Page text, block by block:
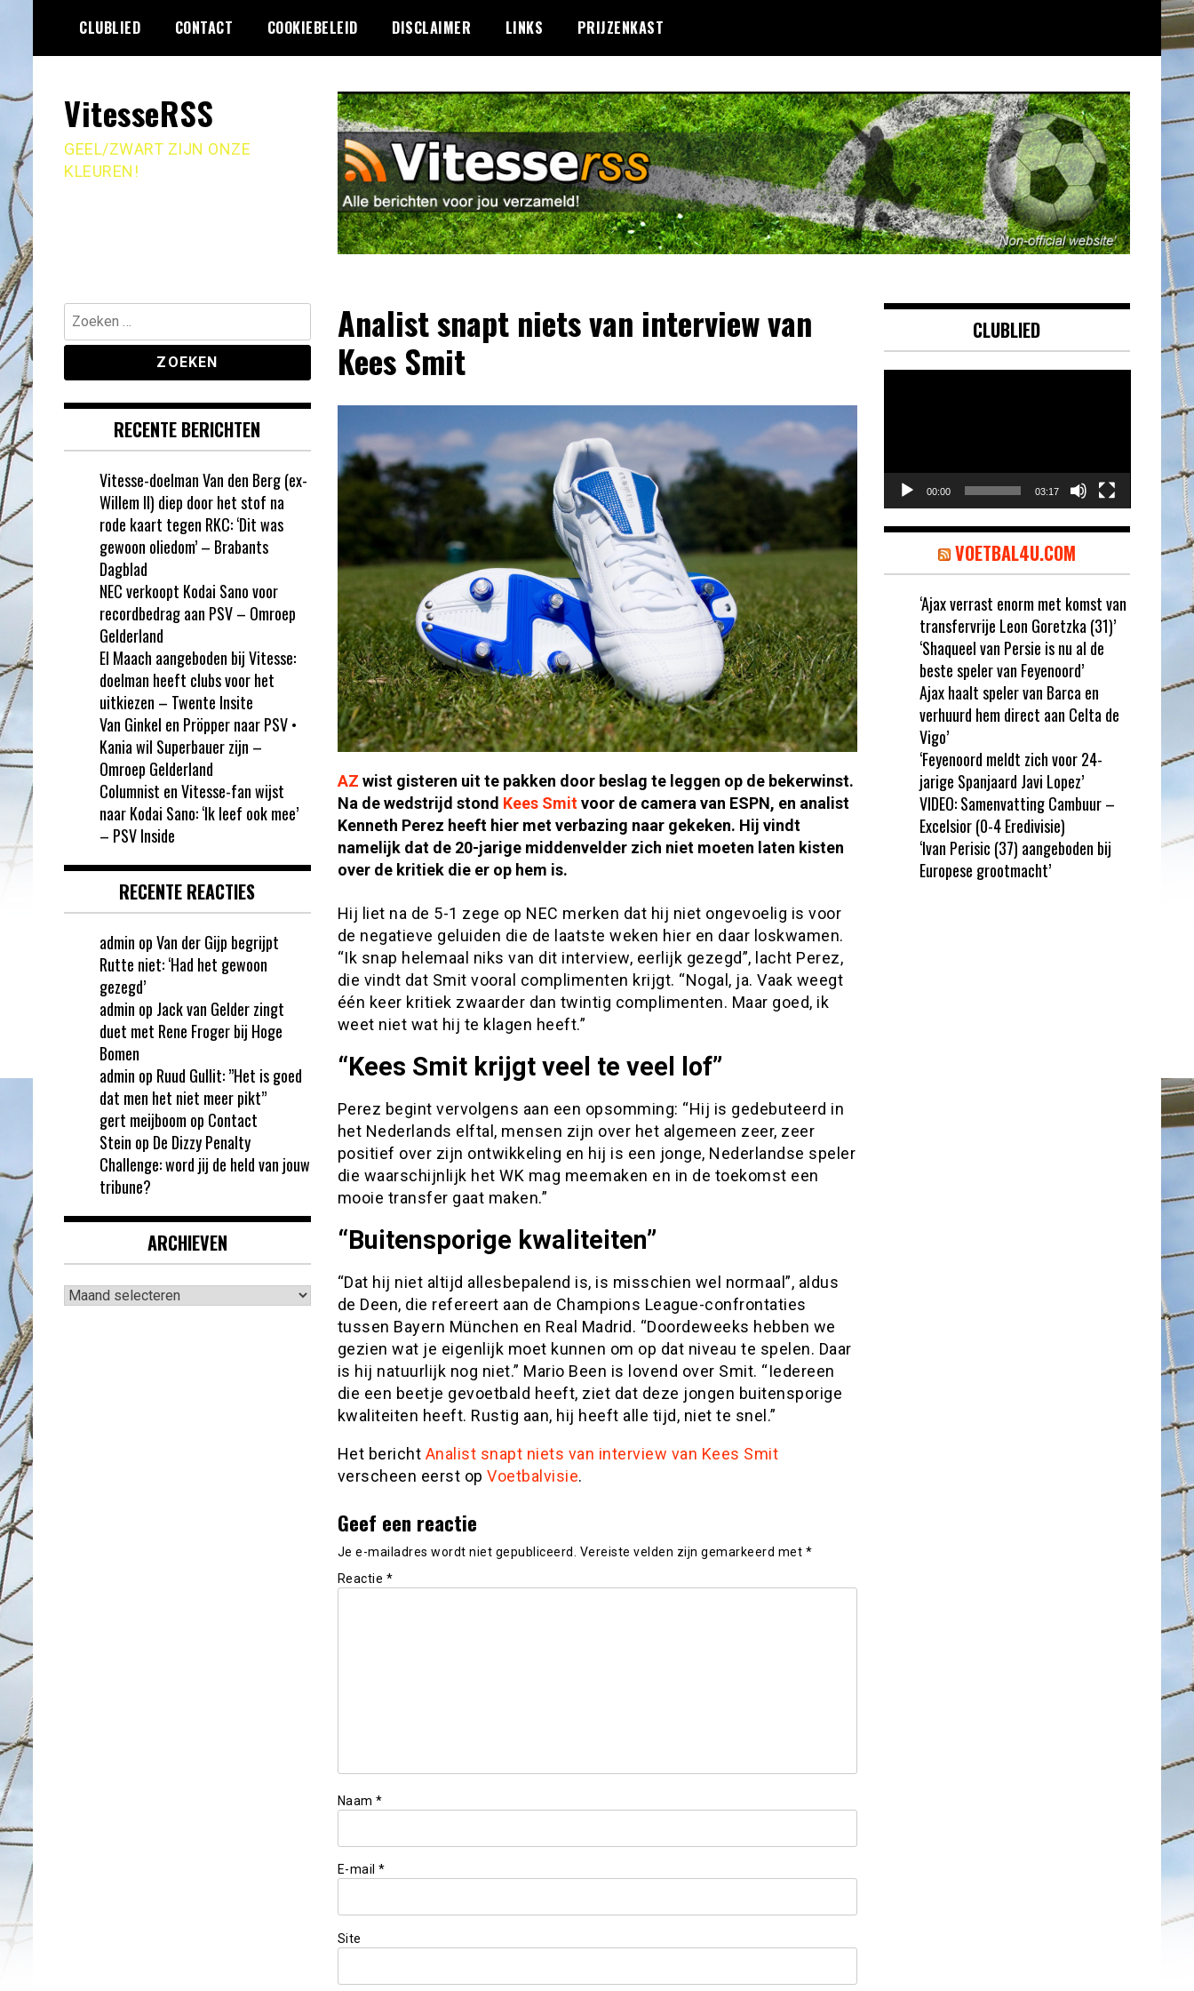
de
CLUBLIED CONTACT COOKIEBELEID DISCLAIMER LINKS PRIJZENKAST
VitesseRSS
GEEL/ZWART ZIJN ONZE
KLEUREN!
Analist snapt niets van interview van
Kees Smit
AZ wist gisteren uit te pakken door beslag te leggen op de bekerwinst.
Na de wedstrijd stond Kees Smitvoor de camera van ESPN, en analist
Kenneth Perez heeft hier met verbazing naar gekeken. Hij vindt
namelijk dat de 20-jarige middenvelder zich niet moeten laten kisten
over de kritiek die er op hem is.
Hij liet na de 5-1 zege op NEC merken dat hij niet ongevoelig is voor
de negatieve geluiden die de laatste weken hier en daar loskwamen.
“Ik snap helemaal niks van dit interview, eerlijk gezegd”, lacht Perez,
die vindt dat Smit vooral complimenten krijgt. “Nogal, ja. Vaak weegt
één keer kritiek zwaarder dan twintig complimenten. Maar goed, ik
weet niet wat hij te klagen heeft.”
“Kees Smit krijgt veel te veel lof”
Perez begint vervolgens aan een opsomming: “Hij is gedebuteerd in
het Nederlands elftal, mensen zijn over het algemeen zeer, zeer
positief over zijn ontwikkeling en hij is een jonge, Nederlandse speler
die waarschijnlijk het WK mag meemaken en in de toekomst een
mooie transfer gaat maken.”
“Buitensporige kwaliteiten”
“Dat hij niet altijd allesbepalend is, is misschien wel normaal”, aldus
de Deen, die refereert aan de Champions League-confrontaties
tussen Bayern München en Real Madrid. “Doordeweeks hebben we
gezien wat je eigenlijk moet kunnen om op dat niveau te spelen. Daar
is hij natuurlijk nog niet.” Mario Been is lovend over Smit. “Iedereen
die een beetje gevoetbald heeft, ziet dat deze jongen buitensporige
kwaliteiten heeft. Rustig aan, hij heeft alle tijd, niet te snel.”
Het bericht Analist snapt niets van interview van Kees Smit
verscheen eerst op Voetbalvisie.
Geef een reactie
Je e-mailadres wordt niet gepubliceerd. Vereiste velden zijn gemarkeerd met *
Reactie *
Naam *
E-mail *
Site
Zoeken
naar:
RECENTE BERICHTEN
Vitesse-doelman Van den Berg (ex-
Willem II) diep door het stof na
rode kaart tegen RKC: ‘Dit was
gewoon oliedom’ – Brabants
Dagblad
NEC verkoopt Kodai Sano voor
recordbedrag aan PSV – Omroep
Gelderland
El Maach aangeboden bij Vitesse:
doelman heeft clubs voor het
uitkiezen – Twente Insite
Van Ginkel en Pröpper naar PSV •
Kania wil Superbauer zijn –
Omroep Gelderland
Columnist en Vitesse-fan wijst
naar Kodai Sano: ‘Ik leef ook mee’
– PSV Inside
RECENTE REACTIES
admin opVan der Gijp begrijpt
Rutte niet: ‘Had het gewoon
gezegd’
admin op Jack van Gelder zingt
duet met Rene Froger bij Hoge
Bomen
admin op Ruud Gullit: ”Het is goed
dat men het niet meer pikt”
gert meijboom op Contact
Stein op De Dizzy Penalty
Challenge: word jij de held van jouw
tribune?
ARCHIEVEN
Archieven
CLUBLIED
00:00 03:17
VOETBAL4U.COM
‘Ajax verrast enorm met komst van
transfervrije Leon Goretzka (31)’
‘Shaqueel van Persie is nu al de
beste speler van Feyenoord’
Ajax haalt speler van Barca en
verhuurd hem direct aan Celta de
Vigo’
‘Feyenoord meldt zich voor 24-
jarige Spanjaard Javi Lopez’
VIDEO: Samenvatting Cambuur –
Excelsior (0-4 Eredivisie)
‘Ivan Perisic (37) aangeboden bij
Europese grootmacht’